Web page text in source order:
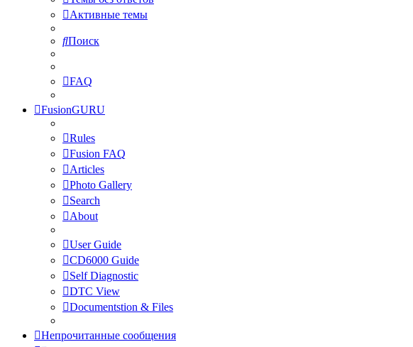
Активные темы
Поиск
FAQ
FusionGURU
Rules
Fusion FAQ
Articles
Photo Gallery
Search
About
User Guide
CD6000 Guide
Self Diagnostic
DTC View
Documentstion & Files
Непрочитанные сообщения